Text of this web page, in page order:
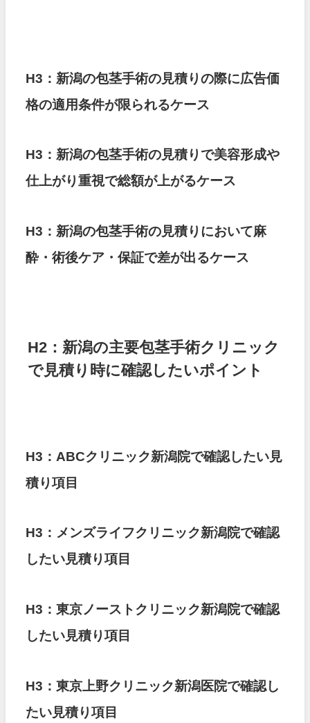
H3：新潟の包茎手術の見積りの際に広告価
格の適用条件が限られるケース
H3：新潟の包茎手術の見積りで美容形成や
仕上がり重視で総額が上がるケース
H3：新潟の包茎手術の見積りにおいて麻
酔・術後ケア・保証で差が出るケース
H2：新潟の主要包茎手術クリニック
で見積り時に確認したいポイント
H3：ABCクリニック新潟院で確認したい見
積り項目
H3：メンズライフクリニック新潟院で確認
したい見積り項目
H3：東京ノーストクリニック新潟院で確認
したい見積り項目
H3：東京上野クリニック新潟医院で確認し
たい見積り項目